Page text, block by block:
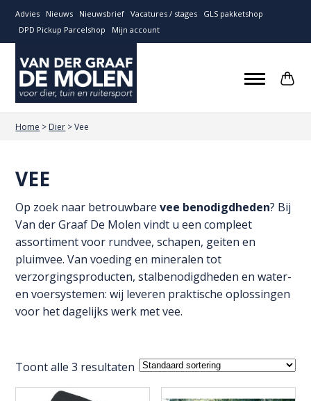
Advies Nieuws Nieuwsbrief Vacatures / stages
GLS pakketshop
DPD Pickup Parcelshop
Mijn account
Home > Dier >Vee
VEE
Op zoek naar betrouwbarevee benodigdheden? Bij
Van der Graaf De Molen vindt u een compleet
assortiment voor rundvee, schapen, geiten en
pluimvee. Van voeding en mineralen tot
verzorgingsproducten, stalbenodigdheden en water-
en voersystemen: wij leveren praktische oplossingen
voor het dagelijks werk met vee.
Toont alle 3 resultaten